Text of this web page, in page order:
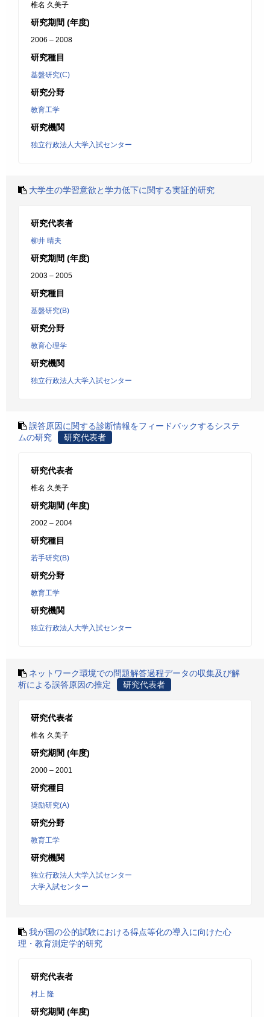
椎名 久美子
研究期間 (年度)
2006 – 2008
研究種目
基盤研究(C)
研究分野
教育工学
研究機関
独立行政法人大学入試センター
大学生の学習意欲と学力低下に関する実証的研究
研究代表者
柳井 晴夫
研究期間 (年度)
2003 – 2005
研究種目
基盤研究(B)
研究分野
教育心理学
研究機関
独立行政法人大学入試センター
誤答原因に関する診断情報をフィードバックするシステ
ムの研究
研究代表者
研究代表者
椎名 久美子
研究期間 (年度)
2002 – 2004
研究種目
若手研究(B)
研究分野
教育工学
研究機関
独立行政法人大学入試センター
ネットワーク環境での問題解答過程データの収集及び解
析による誤答原因の推定
研究代表者
研究代表者
椎名 久美子
研究期間 (年度)
2000 – 2001
研究種目
奨励研究(A)
研究分野
教育工学
研究機関
独立行政法人大学入試センター
大学入試センター
我が国の公的試験における得点等化の導入に向けた心
理・教育測定学的研究
研究代表者
村上 隆
研究期間 (年度)